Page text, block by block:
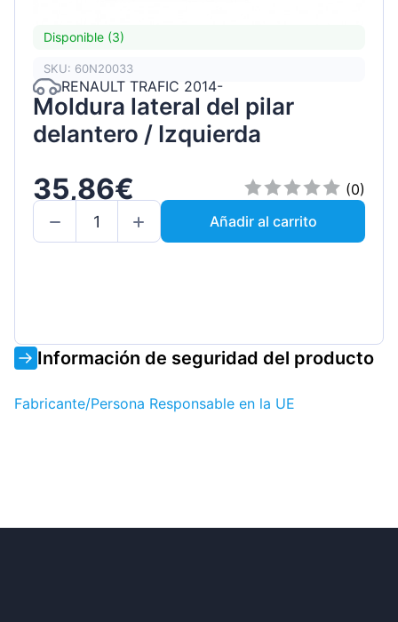
Disponible (3)
SKU: 60N20033
RENAULT TRAFIC 2014-
Moldura lateral del pilar
delantero / Izquierda
35,86€
(0)
Añadir al carrito
Información de seguridad del producto
Fabricante/Persona Responsable en la UE